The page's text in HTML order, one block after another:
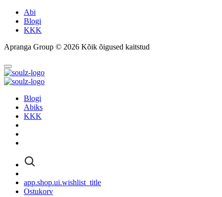
Abi
Blogi
KKK
Apranga Group © 2026 Kõik õigused kaitstud
Blogi
Abiks
KKK
app.shop.ui.wishlist_title
Ostukorv